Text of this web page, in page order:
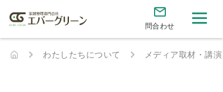
問合わせ
わたしたちについて メディア取材・講演